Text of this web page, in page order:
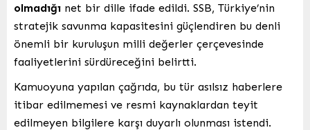
olmadığı net bir dille ifade edildi. SSB, Türkiye’nin
stratejik savunma kapasitesini güçlendiren bu denli
önemli bir kuruluşun milli değerler çerçevesinde
faaliyetlerini sürdüreceğini belirtti.
Kamuoyuna yapılan çağrıda, bu tür asılsız haberlere
itibar edilmemesi ve resmi kaynaklardan teyit
edilmeyen bilgilere karşı duyarlı olunması istendi.